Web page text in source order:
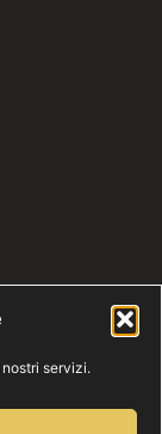
servizi.
Prov. Como 5032
Garanzia IMA,
2021 aiuti di stato